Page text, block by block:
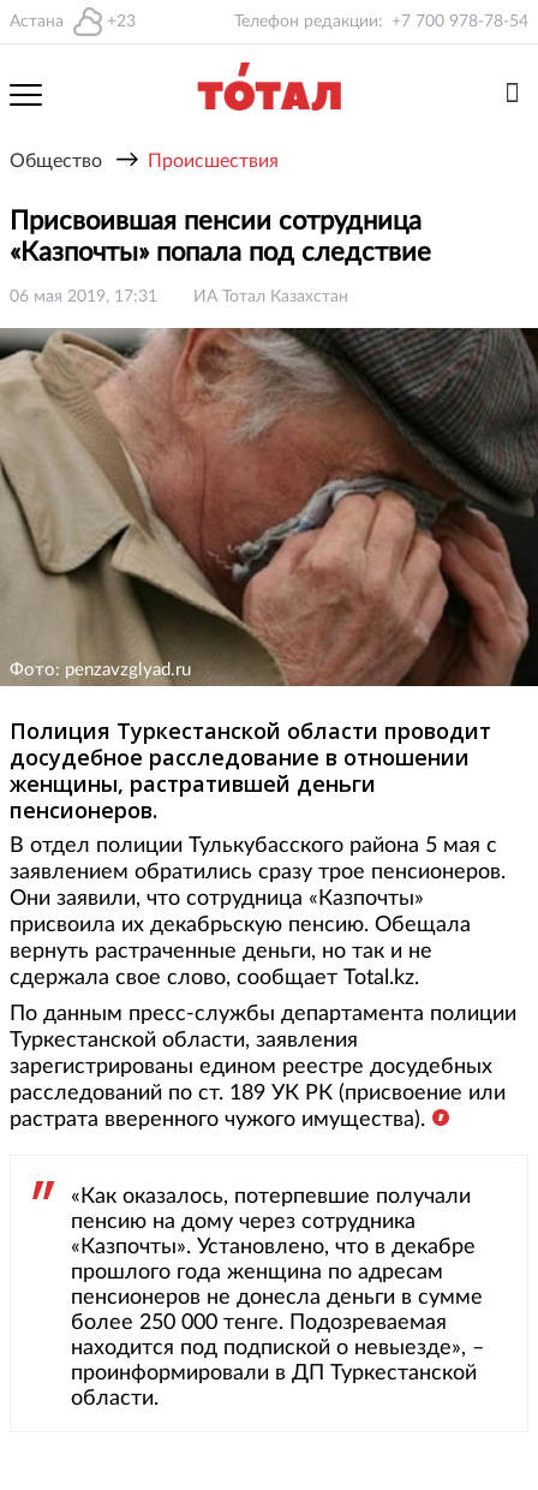
Астана +23 Телефон редакции: +7 700 978-78-54
Общество → Происшествия
Присвоившая пенсии сотрудница
«Казпочты» попала под следствие
06 мая 2019, 17:31 ИА Тотал Казахстан
Фото: penzavzglyad.ru
Полиция Туркестанской области проводит
досудебное расследование в отношении
женщины, растратившей деньги
пенсионеров.
В отдел полиции Тулькубасского района 5 мая с
заявлением обратились сразу трое пенсионеров.
Они заявили, что сотрудница «Казпочты»
присвоила их декабрьскую пенсию. Обещала
вернуть растраченные деньги, но так и не
сдержала свое слово, сообщает Total.kz.
По данным пресс-службы департамента полиции
Туркестанской области, заявления
зарегистрированы едином реестре досудебных
расследований по ст. 189 УК РК (присвоение или
растрата вверенного чужого имущества).
«Как оказалось, потерпевшие получали
пенсию на дому через сотрудника
«Казпочты». Установлено, что в декабре
прошлого года женщина по адресам
пенсионеров не донесла деньги в сумме
более 250 000 тенге. Подозреваемая
находится под подпиской о невыезде», –
проинформировали в ДП Туркестанской
области.